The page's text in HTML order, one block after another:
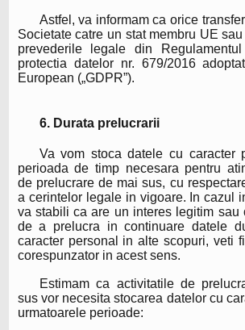
Astfel, va informam ca orice
Societate catre un stat membru UE
prevederile legale din
protectia datelor nr. 679/2016
European („GDPR”).
6. Durata prelucrarii
Va vom stoca datele cu caracter
perioada de timp necesara pentru
de prelucrare de mai sus, cu
a cerintelor legale in vigoare. In cazul
va stabili ca are un interes legitim sau
de a prelucra in continuare datele
caracter personal in alte scopuri, veti
corespunzator in acest sens.
Estimam ca activitatile de
sus vor necesita stocarea datelor cu
urmatoarele perioade: